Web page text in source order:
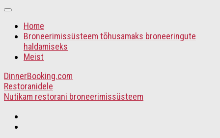
Home
Broneerimissüsteem tõhusamaks broneeringute
haldamiseks
Meist
DinnerBooking.com
Restoranidele
Nutikam restorani broneerimissüsteem